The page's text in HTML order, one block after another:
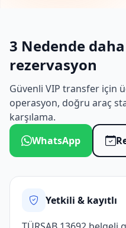
3 Nedende
rezervasyon
Güvenli VIP transfer için
operasyon, doğru araç
karşılama.
WhatsApp
Yetkili & kayıtlı